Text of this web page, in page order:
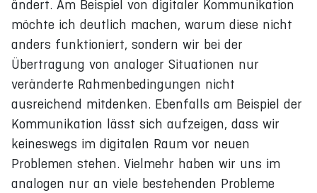
ändert. Am Beispiel von digitaler Kommunikation
möchte ich deutlich machen, warum diese nicht
anders funktioniert, sondern wir bei der
Übertragung von analoger Situationen nur
veränderte Rahmenbedingungen nicht
ausreichend mitdenken. Ebenfalls am Beispiel der
Kommunikation lässt sich aufzeigen, dass wir
keineswegs im digitalen Raum vor neuen
Problemen stehen. Vielmehr haben wir uns im
analogen nur an viele bestehenden Probleme